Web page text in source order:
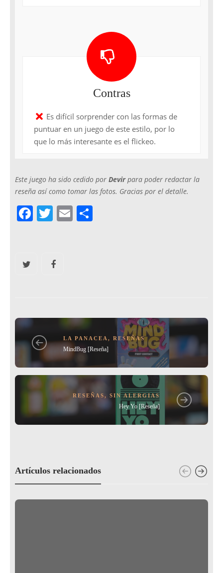
Contras
Es difícil sorprender con las formas de
puntuar en un juego de este estilo, por lo
que lo más interesante es el flickeo.
Este juego ha sido cedido por Devirpara poder redactar la
reseña así como tomar las fotos. Gracias por el detalle.
F
o
k
T
er
E
LA PANACEA , RESEÑAS
MindBug [Reseña]
RESEÑAS, SIN ALERGIAS
Hey Yo [Reseña]
Artículos relacionados